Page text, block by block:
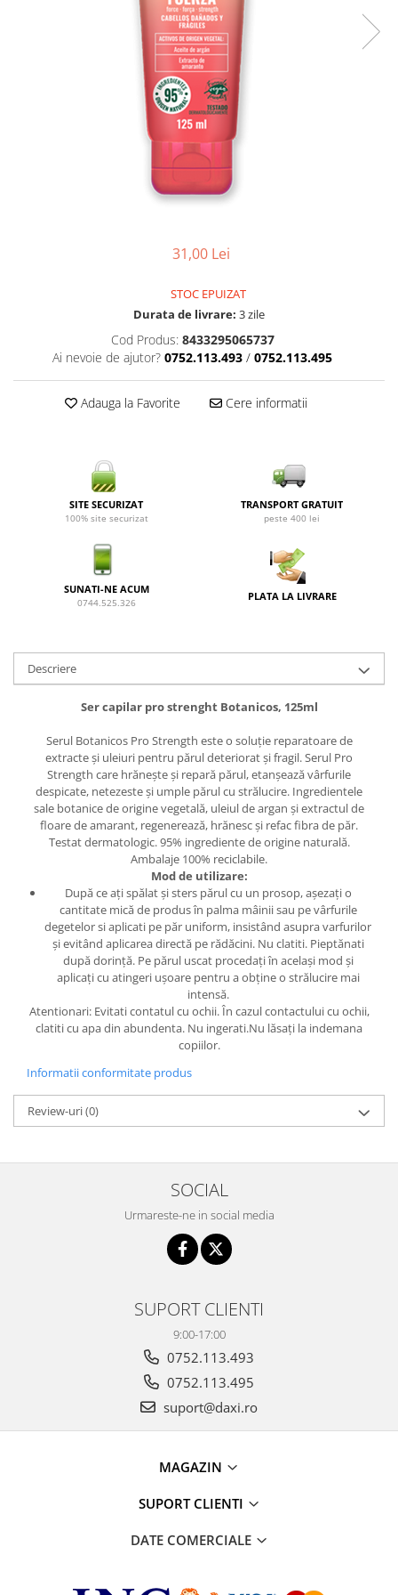
31,00 Lei
STOC EPUIZAT
Durata de livrare: 3 zile
Cod Produs: 8433295065737
Ai nevoie de ajutor? 0752.113.493 / 0752.113.495
Adauga la Favorite Cere informatii
SITE SECURIZAT
100% site securizat
TRANSPORT GRATUIT
peste 400 lei
SUNATI-NE ACUM
0744.525.326
PLATA LA LIVRARE
Descriere
Ser capilar pro strenght Botanicos, 125ml
Serul Botanicos Pro Strength este o soluție reparatoare de
extracte și uleiuri pentru părul deteriorat și fragil. Serul Pro
Strength care hrănește și repară părul, etanșează vârfurile
despicate, netezeste și umple părul cu strălucire. Ingredientele
sale botanice de origine vegetală, uleiul de argan și extractul de
floare de amarant, regenerează, hrănesc și refac fibra de păr.
Testat dermatologic. 95% ingrediente de origine naturală.
Ambalaje 100% reciclabile.
Mod de utilizare:
După ce ați spălat și sters părul cu un prosop, așezați o
cantitate mică de produs în palma mâinii sau pe vârfurile
degetelor si aplicati pe păr uniform, insistând asupra varfurilor
și evitând aplicarea directă pe rădăcini. Nu clatiti. Pieptănati
după dorință. Pe părul uscat procedați în același mod și
aplicați cu atingeri ușoare pentru a obține o strălucire mai
intensă.
Atentionari: Evitati contatul cu ochii. În cazul contactului cu ochii,
clatiti cu apa din abundenta. Nu ingerati.Nu lăsați la indemana
copiilor.
Informatii conformitate produs
Review-uri(0)
SOCIAL
Urmareste-ne in social media
SUPORT CLIENTI
9:00-17:00
0752.113.493
0752.113.495
suport@daxi.ro
MAGAZIN
SUPORT CLIENTI
DATE COMERCIALE